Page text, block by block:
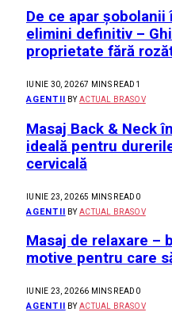
De ce apar
elimini definitiv –
proprietate fără
IUNIE 30, 20267 MINS READ 1
AGENTII BY ACTUAL BRASOV
Masaj Back & Neck
ideală pentru
cervicală
IUNIE 23, 20265 MINS READ 0
AGENTII BY ACTUAL BRASOV
Masaj de relaxare –
motive pentru care
IUNIE 23, 20266 MINS READ 0
AGENTII BY ACTUAL BRASOV